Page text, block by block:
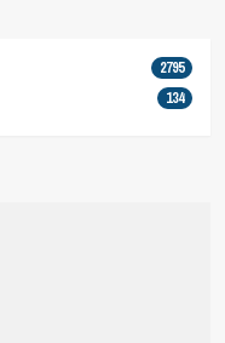
2795
134